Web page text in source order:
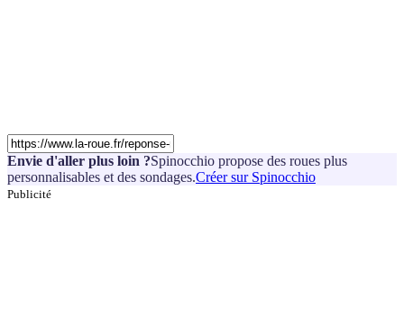
Envie d'aller plus loin ?Spinocchio propose des roues plus
personnalisables et des sondages.Créer sur Spinocchio
Publicité